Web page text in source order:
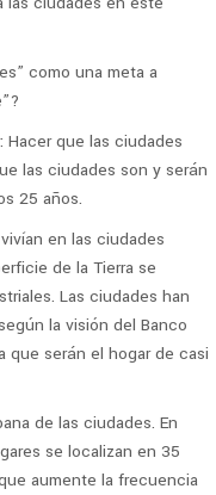
como una meta a
Hacer que las ciudades
las ciudades son y serán
25 años.
en las ciudades
de la Tierra se
Las ciudades han
la visión del Banco
que serán el hogar de casi
de las ciudades. En
se localizan en 35
aumente la frecuencia